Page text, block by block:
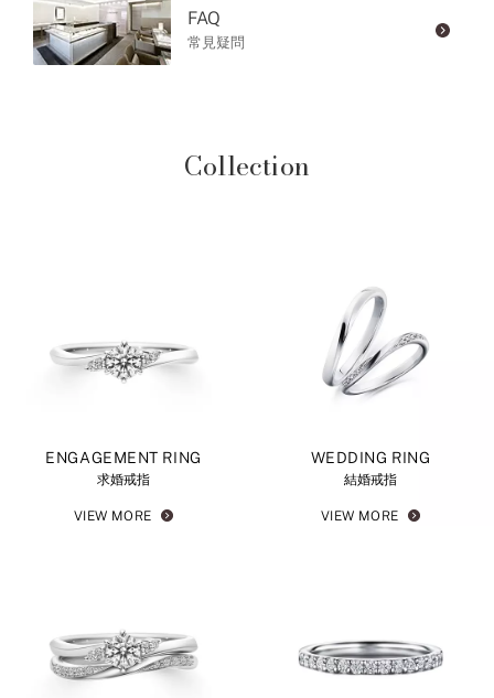
FAQ
常見疑問
Collection
ENGAGEMENT RING
求婚戒指
VIEW MORE
WEDDING RING
結婚戒指
VIEW MORE